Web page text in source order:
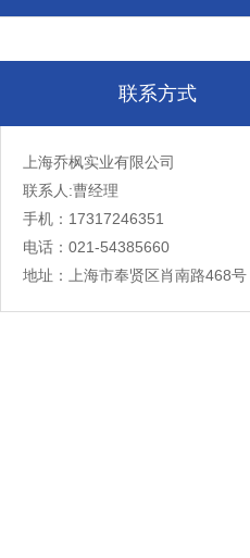
联系方式
上海乔枫实业有限公司
联系人:曹经理
手机：17317246351
电话：021-54385660
地址：上海市奉贤区肖南路468号